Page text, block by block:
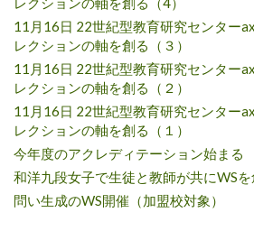
11月16日 22世紀型教育研究センター
レクションの軸を創る（３）
11月16日 22世紀型教育研究センター
レクションの軸を創る（２）
11月16日 22世紀型教育研究センター
レクションの軸を創る（１）
今年度のアクレディテーション始まる
和洋九段女子で生徒と教師が共にWS
問い生成のWS開催（加盟校対象）